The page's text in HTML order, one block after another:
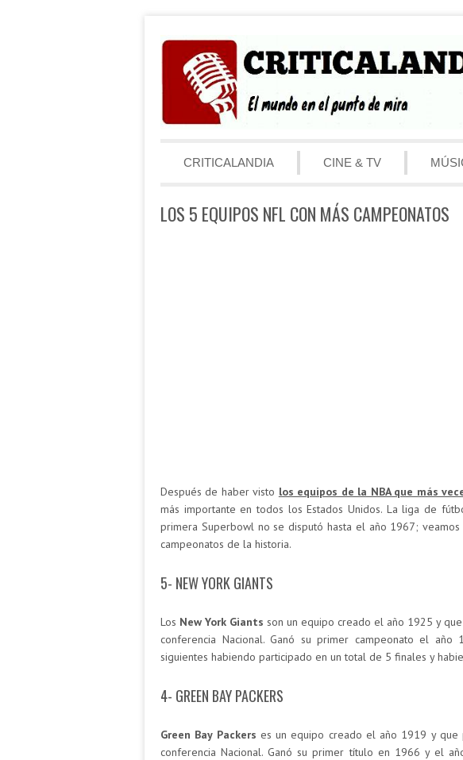
Menú
CRITICALANDIA
CINE & TV
LOS 5 EQUIPOS NFL CON MÁS CAMPEONATOS
Después de haber visto los equipos de la NBA que más
más importante en todos los Estados Unidos. La liga de
primera Superbowl no se disputó hasta el año 1967;
campeonatos de la historia.
5- NEW YORK GIANTS
Los New York Giants son un equipo creado el año 1925 y
conferencia Nacional. Ganó su primer campeonato el
siguientes habiendo participado en un total de 5 finales y
4- GREEN BAY PACKERS
Green Bay Packers es un equipo creado el año 1919 y que
conferencia Nacional. Ganó su primer título en 1966 y el